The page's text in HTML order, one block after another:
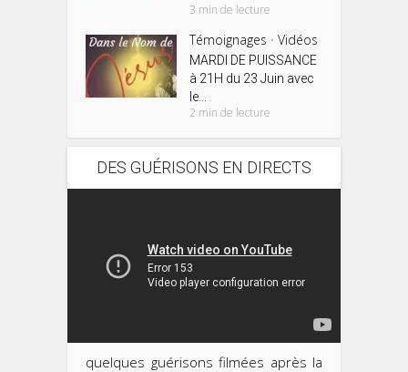
3 min de lecture
Témoignages • Vidéos
MARDI DE PUISSANCE
à 21H du 23 Juin avec
le...
2 min de lecture
DES GUÉRISONS EN DIRECTS
quelques guérisons filmées après la